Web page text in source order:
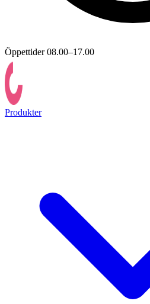
Öppettider 08.00–17.00
Produkter